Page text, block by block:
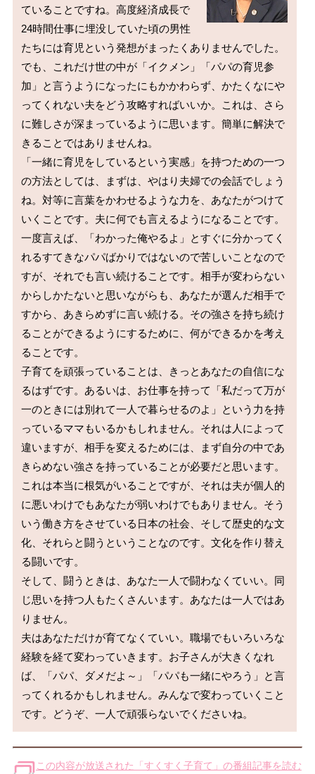
ていることですね。高度経済成長で
24時間仕事に埋没していた頃の男性
たちには育児という発想がまったくありませんでした。
でも、これだけ世の中が「イクメン」「パパの育児参
加」と言うようになったにもかかわらず、かたくなにや
ってくれない夫をどう攻略すればいいか。これは、さら
に難しさが深まっているように思います。簡単に解決で
きることではありませんね。
「一緒に育児をしているという実感」を持つための一つ
の方法としては、まずは、やはり夫婦での会話でしょう
ね。対等に言葉をかわせるような力を、あなたがつけて
いくことです。夫に何でも言えるようになることです。
一度言えば、「わかった俺やるよ」とすぐに分かってく
れるすてきなパパばかりではないので苦しいことなので
すが、それでも言い続けることです。相手が変わらない
からしかたないと思いながらも、あなたが選んだ相手で
すから、あきらめずに言い続ける。その強さを持ち続け
ることができるようにするために、何ができるかを考え
ることです。
子育てを頑張っていることは、きっとあなたの自信にな
るはずです。あるいは、お仕事を持って「私だって万が
一のときには別れて一人で暮らせるのよ」という力を持
っているママもいるかもしれません。それは人によって
違いますが、相手を変えるためには、まず自分の中であ
きらめない強さを持っていることが必要だと思います。
これは本当に根気がいることですが、それは夫が個人的
に悪いわけでもあなたが弱いわけでもありません。そう
いう働き方をさせている日本の社会、そして歴史的な文
化、それらと闘うということなのです。文化を作り替え
る闘いです。
そして、闘うときは、あなた一人で闘わなくていい。同
じ思いを持つ人もたくさんいます。あなたは一人ではあ
りません。
夫はあなただけが育てなくていい。職場でもいろいろな
経験を経て変わっていきます。お子さんが大きくなれ
ば、「パパ、ダメだよ～」「パパも一緒にやろう」と言
ってくれるかもしれません。みんなで変わっていくこと
この内容が放送された「すくすく子育て」の番組記事を読む